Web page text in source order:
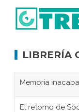
LIBRERÍA
Memoria
El retorno de